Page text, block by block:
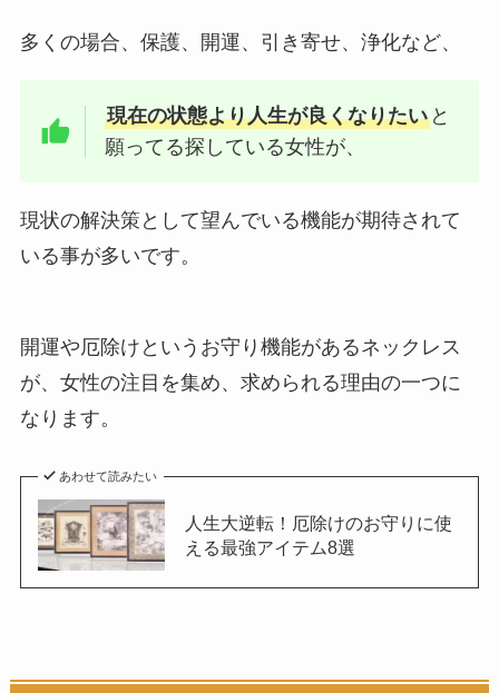
多くの場合、保護、開運、引き寄せ、浄化など、
現在の状態より人生が良くなりたい と
願ってる探している女性が、
現状の解決策として望んでいる機能が期待されて
いる事が多いです。
開運や厄除けというお守り機能があるネックレス
が、女性の注目を集め、求められる理由の一つに
なります。
あわせて読みたい
人生大逆転！厄除けのお守りに使
える最強アイテム8選